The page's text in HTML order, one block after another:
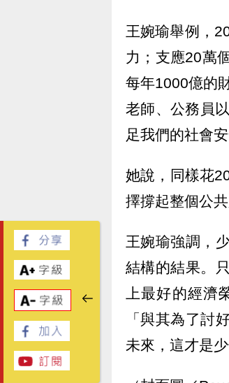
王婉瑜舉例，
力；支應20萬
每年1000億的
老師、公務員
足我們的社會安
她說，同樣花
擇撐起整個公
王婉瑜強調，
結構的結果。
上最好的經濟
「與其為了討
未來，這才是